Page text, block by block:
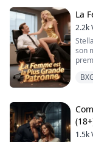
Le ...
La
2.2k
son
1.5k